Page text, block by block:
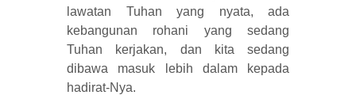
lawatan Tuhan yang nyata, ada
kebangunan rohani yang sedang
Tuhan kerjakan, dan kita sedang
dibawa masuk lebih dalam kepada
hadirat-Nya.